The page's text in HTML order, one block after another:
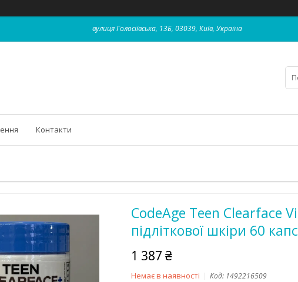
вулиця Голосіївська, 13Б, 03039, Київ, Україна
Контакти
CodeAge Teen Clearface
підліткової шкіри 60
1 387 ₴
Немає в наявності Код: 1492216509